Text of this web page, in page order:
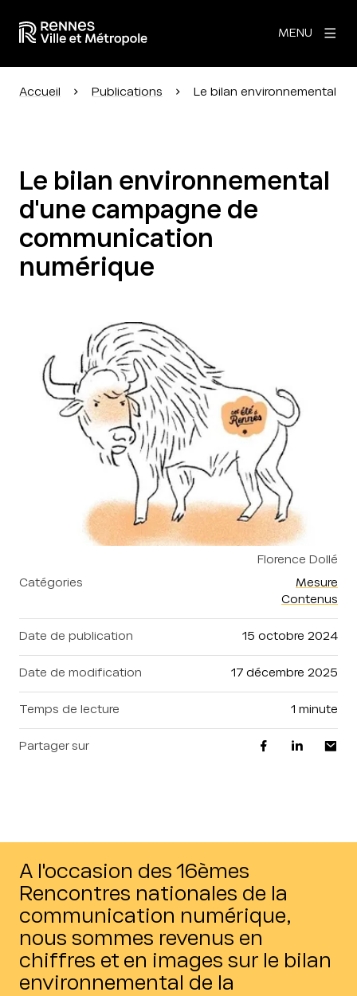
MENU
Accueil Publications Le bilan environnemental
Le bilan environnemental
d'une campagne de
communication
numérique
Agrandir l'image
Droits réservés :
Florence Dollé
Catégories
Mesure
Contenus
Date de publication 15 octobre 2024
Date de modification 17 décembre 2025
Temps de lecture 1 minute
Partager sur
A l'occasion des 16èmes
Rencontres nationales de la
communication numérique,
nous sommes revenus en
chiffres et en images sur le bilan
environnemental de la